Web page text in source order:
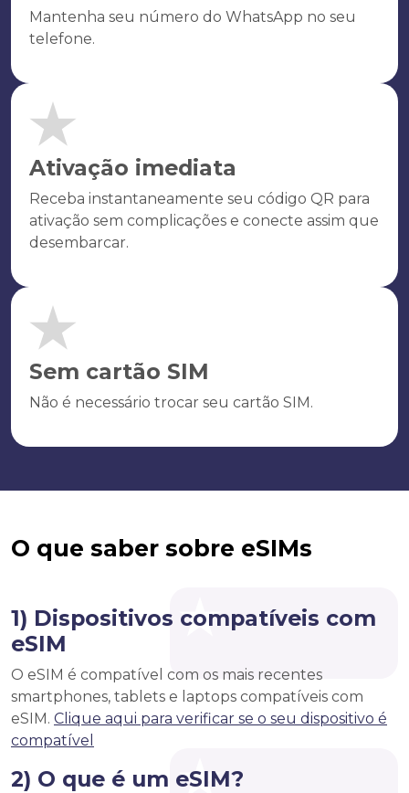
Mantenha seu número do WhatsApp no seu
telefone.
Ativação imediata
Receba instantaneamente seu código QR para
ativação sem complicações e conecte assim que
desembarcar.
Sem cartão SIM
Não é necessário trocar seu cartão SIM.
O que saber sobre eSIMs
1) Dispositivos compatíveis com
eSIM
O eSIM é compatível com os mais recentes
smartphones, tablets e laptops compatíveis com
eSIM. Clique aqui para verificar se o seu dispositivo é
compatível
2) O que é um eSIM?